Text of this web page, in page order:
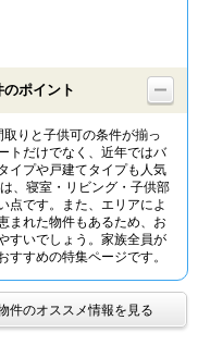
ら
ポイント
りと子供可の条件が揃っ
トだけでなく、近年ではバ
イプや戸建てタイプも人気
、寝室・リビング・子供部
点です。また、エリアによ
まれた物件もあるため、お
すいでしょう。家族全員が
すすめの特集ページです。
件のオススメ情報を見る